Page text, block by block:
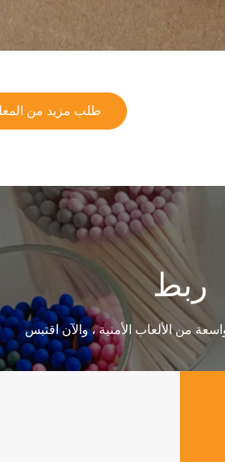
طلب مزيد من
ربط